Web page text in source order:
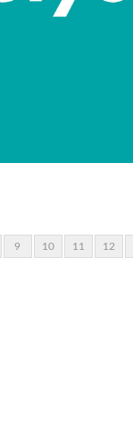
9 10 11 12